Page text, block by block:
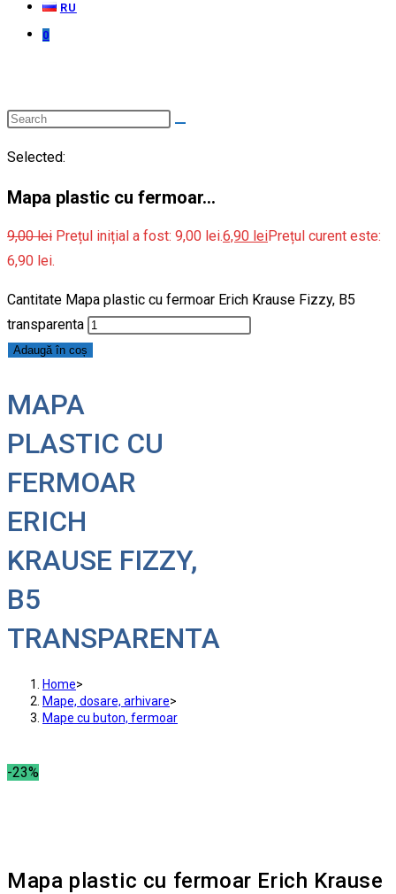
RU
0
Selected:
Mapa plastic cu fermoar…
9,00lei Prețul inițial a fost: 9,00 lei.6,90 leiPrețul curent este:
6,90 lei.
Cantitate Mapa plastic cu fermoar Erich Krause Fizzy, B5
transparenta
Adaugă în coș
MAPA
PLASTIC CU
FERMOAR
ERICH
KRAUSE FIZZY,
B5
TRANSPARENTA
Home>
Mape, dosare, arhivare>
Mape cu buton, fermoar
-23%
Mapa plastic cu fermoar Erich Krause